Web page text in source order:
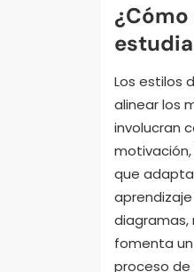
Los estilos
alinear los
involucran
que
diagramas,
fomenta
proceso de